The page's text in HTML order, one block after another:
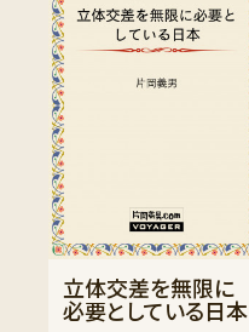
立体交差を無限に
必要としている日本